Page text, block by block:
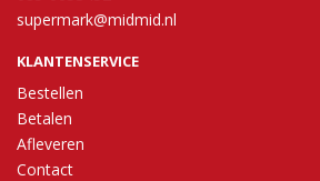
supermark@midmid.nl
KLANTENSERVICE
Bestellen
Betalen
Afleveren
Contact